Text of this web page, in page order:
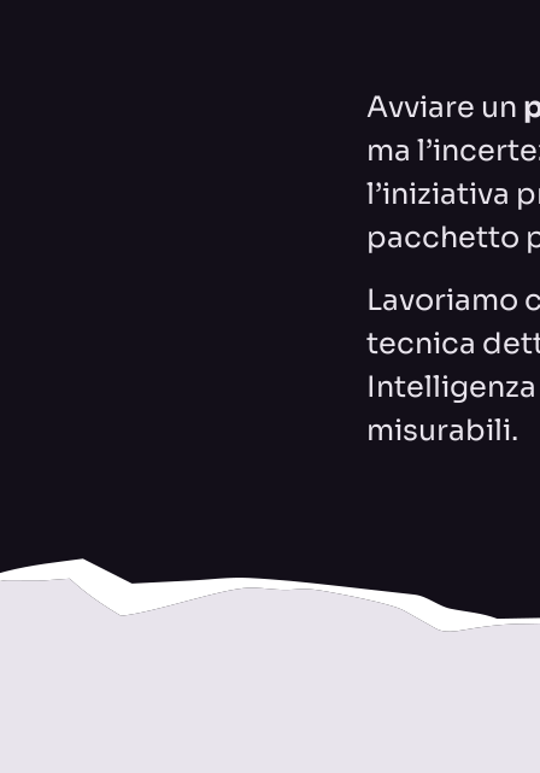
Avviare un
ma
l’iniziativa
pacchetto
Lavoriamo
tecnica
misurabili.